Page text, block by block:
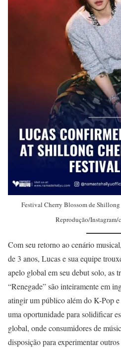
Festival Cherry Blossom de
Reprodução/Instagram/
Com seu retorno ao cenário
de 3 anos, Lucas e sua equipe
apelo global em seu debut solo, as
“Renegade” são inteiramente em
atingir um público além do K-Pop
uma oportunidade para solidificar
global, onde consumidores de
disposição para experimentar